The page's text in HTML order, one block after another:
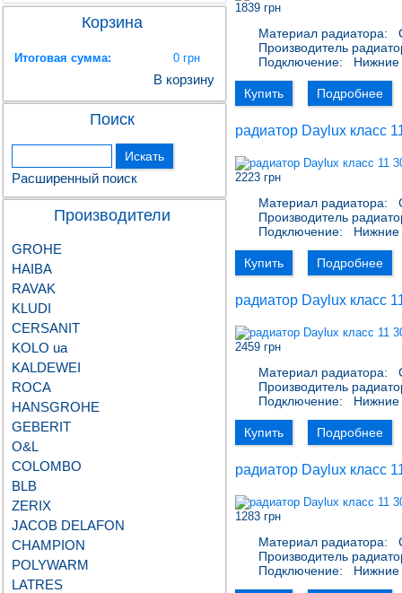
Корзина
Итоговая сумма: 0 грн
В корзину
Поиск
Расширенный поиск
Производители
GROHE
HAIBA
RAVAK
KLUDI
CERSANIT
KOLO ua
KALDEWEI
ROCA
HANSGROHE
GEBERIT
О&L
COLOMBO
BLB
ZERIX
JACOB DELAFON
CHAMPION
POLYWARM
LATRES
1839 грн
Материал радиатора:
Производитель
Подключение:
Нижние
Купить Подробнее
радиатор Daylux класс
2223 грн
Материал радиатора:
Производитель
Подключение:
Нижние
Купить Подробнее
радиатор Daylux класс
2459 грн
Материал радиатора:
Производитель
Подключение:
Нижние
Купить Подробнее
радиатор Daylux класс
1283 грн
Материал радиатора:
Производитель
Подключение:
Нижние